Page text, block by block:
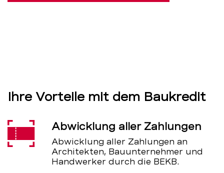
Ihre Vorteile mit dem Baukredit
Abwicklung aller Zahlungen
Abwicklung aller Zahlungen an
Architekten, Bauunternehmer und
Handwerker durch die BEKB.